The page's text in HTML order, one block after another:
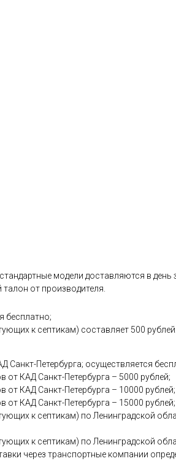
модели доставляются в
от производителя.
бесплатно;
к септикам) составляет 500 рублей.
Санкт-Петербурга; осуществляется
от КАД Санкт-Петербурга – 5000 рублей;
от КАД Санкт-Петербурга – 10000 рублей;
от КАД Санкт-Петербурга – 15000 рублей;
к септикам) по Ленинградской
к септикам) по Ленинградской
через транспортные компании